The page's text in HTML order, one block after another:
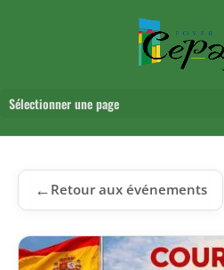
Sélectionner une page
← Retour aux événements